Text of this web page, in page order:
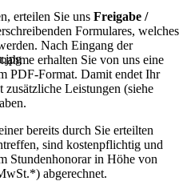
erteilen Sie uns Freigabe /
Formulares, welches
Nach Eingang der
erhalten Sie von uns eine
PDF-Format. Damit endet Ihr
Leistungen (siehe
bereits durch Sie erteilten
sind kostenpflichtig und
Stundenhonorar in Höhe von
abgerechnet.